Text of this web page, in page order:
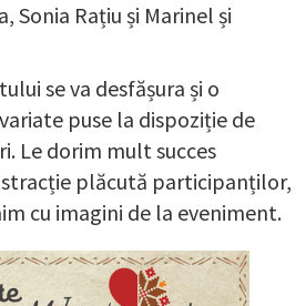
Sonia Rațiu și Marinel și
se va desfășura și o
puse la dispoziție de
Le dorim mult succes
plăcută participanților,
cu imagini de la eveniment.